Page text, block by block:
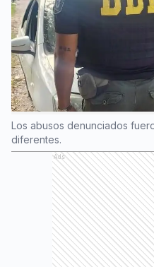
Los abusos denunciados
diferentes.
Ads